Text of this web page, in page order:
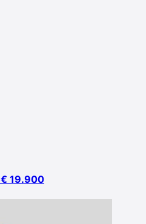
€ 19.900